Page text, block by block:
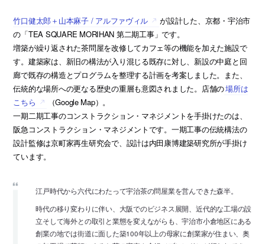
竹口健太郎＋山本麻子 / アルファヴィル
が設計した、京都・宇治市
の「TEA SQUARE MORIHAN 第二期工事」です。
増築が繰り返された茶問屋を改修してカフェ等の機能を加えた施設で
す。建築家は、新旧の構法が入り混じる既存に対し、新設の中庭と回
廊で既存の構造とプログラムを整理する計画を考案しました。また、
伝統的な場所への更なる歴史の重層も意図されました。店舗の場所は
こちら
（Google Map）。
一期二期工事のコンストラクション・マネジメントを手掛けたのは、
阪急コンストラクション・マネジメントです。一期工事の伝統構法の
設計監修は京町家再生研究会で、設計は内田康博建築研究所が手掛け
ています。
江戸時代から六代にわたって宇治茶の問屋業を営んできた森半。
時代の移り変わりに伴い、大阪でのビジネス展開、近代的な工場の設
立そして海外との取引と業態を変えながらも、宇治市小倉地区にある
創業の地では街道に面した築100年以上の母家に創業家が住まい、奥